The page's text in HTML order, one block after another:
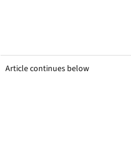
Article continues below